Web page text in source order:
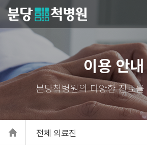
당척병원
이용 안내
전체 의료진